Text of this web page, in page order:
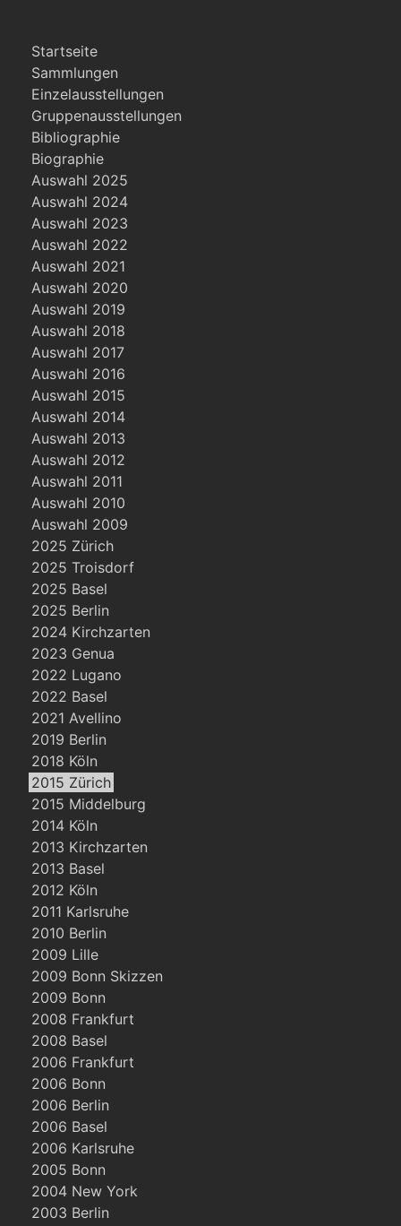
Startseite
Sammlungen
Einzelausstellungen
Gruppenausstellungen
Bibliographie
Biographie
Auswahl 2025
Auswahl 2024
Auswahl 2023
Auswahl 2022
Auswahl 2021
Auswahl 2020
Auswahl 2019
Auswahl 2018
Auswahl 2017
Auswahl 2016
Auswahl 2015
Auswahl 2014
Auswahl 2013
Auswahl 2012
Auswahl 2011
Auswahl 2010
Auswahl 2009
2025 Zürich
2025 Troisdorf
2025 Basel
2025 Berlin
2024 Kirchzarten
2023 Genua
2022 Lugano
2022 Basel
2021 Avellino
2019 Berlin
2018 Köln
2015 Zürich
2015 Middelburg
2014 Köln
2013 Kirchzarten
2013 Basel
2012 Köln
2011 Karlsruhe
2010 Berlin
2009 Lille
2009 Bonn Skizzen
2009 Bonn
2008 Frankfurt
2008 Basel
2006 Frankfurt
2006 Bonn
2006 Berlin
2006 Basel
2006 Karlsruhe
2005 Bonn
2004 New York
2003 Berlin